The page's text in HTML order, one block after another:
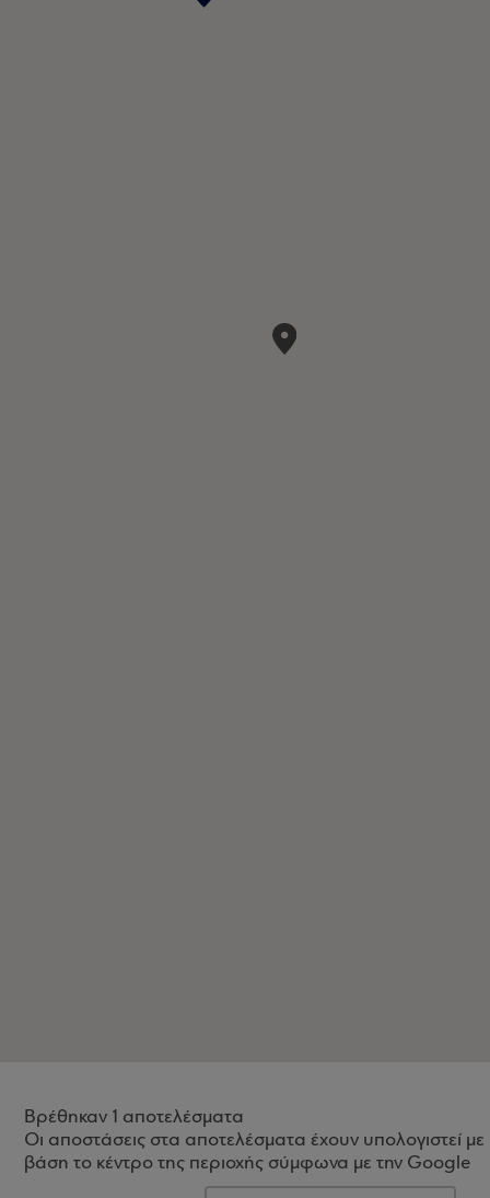
Βρέθηκαν 1 αποτελέσματα
Οι αποστάσεις στα αποτελέσματα έχουν υπολογιστεί με
βάση το κέντρο της περιοχής σύμφωνα με την Google